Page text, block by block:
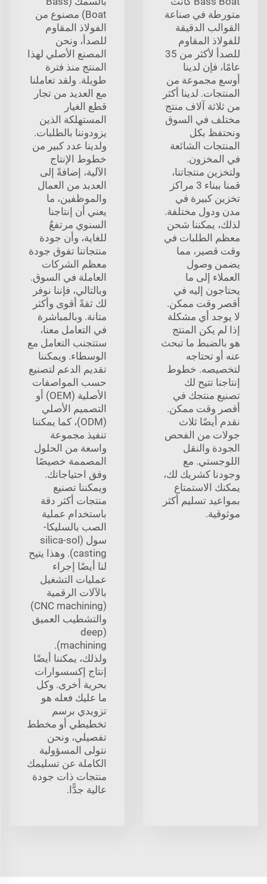
متورطة في صناعة
القوالب الدقيقة
للفولاذ المقاوم
للصدأ لأكثر من 35
عامًا، فإن لدينا
أوسع مجموعة من
المنتجات. لدينا أكثر
من ثلاثة آلاف منتج
مختلف في السوق
ونحتفظ بكل
المنتجات الشائعة
في المخزون.
ولتخزين منتجاتنا،
قمنا ببناء 3 مراكز
تخزين كبيرة في
مدن ودول مختلفة.
لذلك، يمكننا شحن
معظم الطلبات في
وقت قصير، مما
يضمن وصول
العملاء إلى ما
يحتاجون إليه في
أقصر وقت ممكن.
لا يوجد أي مشكلة
إذا لم يكن المنتج
هو بالضبط ما تبحث
عنه أو تحتاجه
لتخصيصه. خطوط
إنتاجنا تتيح لك
تصنيع منتجك في
أقصر وقت ممكن.
نقدم أيضًا ثلاث
جولات من الفحص
الجودة والنقل
اللوجستي. مع
وجودنا كشريك لك،
يمكنك الاستمتاع
بمواعيد تسليم أكثر
موثوقية.
Boat) مصنوع من
الفولاذ المقاوم
للصدأ، ونحن
المصنع الأصلي لهذا
المنتج منذ فترة
طويلة. ولقد تعاملنا
مع العديد من تجار
قطع الغيار
المستهلكة الذين
يزودوننا بالطلبات.
ولدينا عدد كبير من
خطوط الإنتاج
الآلية، إضافةً إلى
العديد من العمال
والموظفين، ما
يعني أن إنتاجنا
السنوي مرتفعٌ
للغاية، وأن جودة
منتجاتنا تفوق جودة
معظم الشركات
العاملة في السوق.
وبالتالي، فإننا نوفر
لك ثقةً أقوى وأكثر
متانة. وبالمباشرة
في التعامل معنا،
ستتجنب التعامل مع
الوسطاء. ويمكننا
تقديم الدعم لتصنيع
حسب المواصفات
الأصلية (OEM) أو
التصميم الأصلي
(ODM)، كما يمكننا
تنفيذ مجموعة
واسعة من الحلول
المصممة خصيصًا
وفق احتياجاتك.
ويمكننا تصنيع
منتجات أكثر دقة
باستخدام عملية
الصب بالسليكا-
سول (silica-sol
casting). وهذا يتيح
لنا أيضًا إجراء
عمليات التشغيل
بالآلات الرقمية
(CNC machining)
والتشطيب العميق
(deep
machining).
ولذلك، يمكننا أيضًا
إنتاج إكسسوارات
بحرية أخرى. وكل
ما عليك فعله هو
تزويدي برسم
تخطيطي أو مخطط
تفصيلي، ونحن
نتولى المسؤولية
الكاملة عن تسليمك
منتجات ذات جودة
عالية جدًّا.